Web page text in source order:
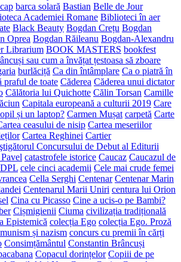
barca solară Bastian Belle de Jour
Academiei Romane Biblioteci în aer
Black Beauty Bogdan Crețu Bogdan
Oprea Bogdan Răileanu Bogdan-Alexandru
Librarium BOOK MASTERS bookfest
sau cum a învățat țestoasa să zboare
burlăciță Ca din întâmplare Ca o piatră în
praful de toate Căderea Căderea unui dictator
Călătoria lui Quichotte Călin Torsan Camille
Capitala europeană a culturii 2019 Care
și un laptop? Carmen Mușat carpetă Carte
ceasului de nisip Cartea meseriilor
Cartea Reghinei Cartier
Concursului de Debut al Editurii
catastrofele istorice Caucaz Caucazul de
cele cinci academii Cele mai crude femei
Cella Serghi Centenar Centenar Marin
Centenarul Marii Uniri centura lui Orion
Cina cu Picasso Cine a ucis-o pe Bambi?
Cișmigienii Ciuma civilizația tradițională
Epistemică colecția Ego colecția Ego. Proză
și nazism concurs cu premii în cărți
Consimțământul Constantin Brâncuși
Copacul dorințelor Copiii de pe